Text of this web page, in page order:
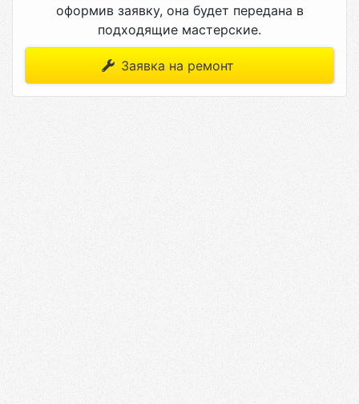
оформив заявку, она будет передана в
подходящие мастерские.
Заявка на ремонт